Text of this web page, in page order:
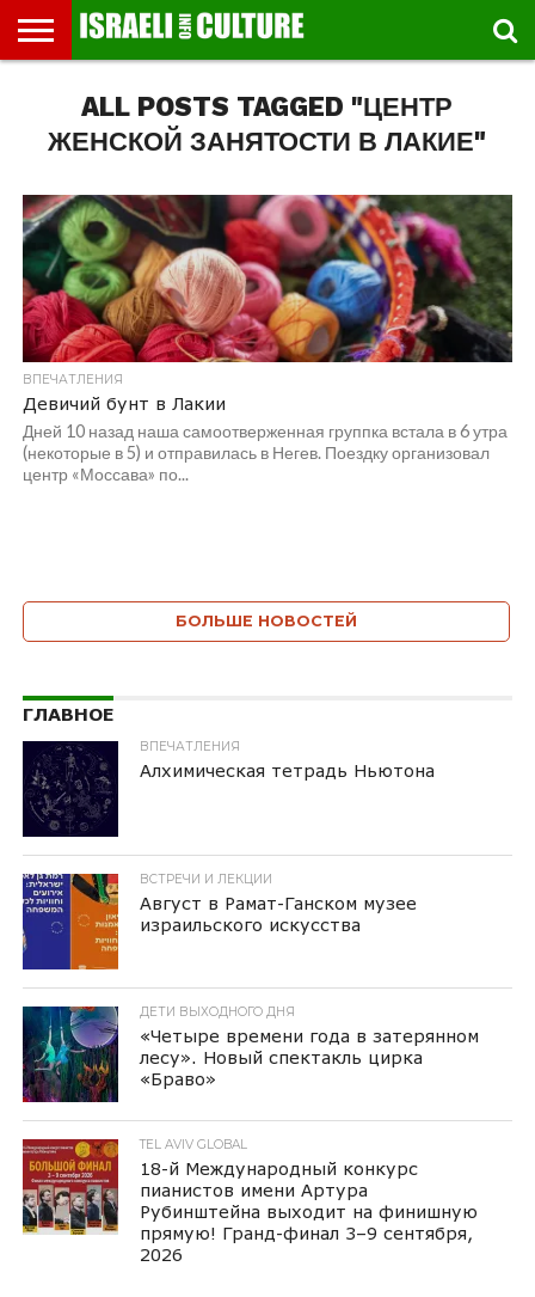
МУЗЕИ
СТРАНА
ФЕСТИВАЛЕЙ
ТЕАТР
КНИГИ.
ТЕКСТЫ
МУЗЫКА
РЕЛИГИЯ/
ИСТОРИЯ
ДВИЖЕНИЕ
ДЕТИ
ВЫХОДНОГО
ДНЯ
МАРШРУТЫ
ПРОГУЛЬЩИКА
ВИДЕО-
РЕЧИ
ВПЕЧАТЛЕНИЯ
ВСТРЕЧИ
ЛЕКЦИИ
ИНТЕРВЬЮ
КИНО
AVIV
GLOBAL
ALL POSTS TAGGED "ЦЕНТР
ЖЕНСКОЙ ЗАНЯТОСТИ В ЛАКИЕ"
ВПЕЧАТЛЕНИЯ
Девичий бунт в Лакии
Дней 10 назад наша самоотверженная группка встала в 6 утра
(некоторые в 5) и отправилась в Негев. Поездку организовал
центр «Моссава» по...
БОЛЬШЕ НОВОСТЕЙ
ГЛАВНОЕ
ВПЕЧАТЛЕНИЯ
Алхимическая тетрадь Ньютона
ВСТРЕЧИ И ЛЕКЦИИ
Август в Рамат-Ганском музее
израильского искусства
ДЕТИ ВЫХОДНОГО ДНЯ
«Четыре времени года в затерянном
лесу». Новый спектакль цирка
«Браво»
TEL AVIV GLOBAL
18-й Международный конкурс
пианистов имени Артура
Рубинштейна выходит на финишную
прямую! Гранд-финал 3–9 сентября,
2026